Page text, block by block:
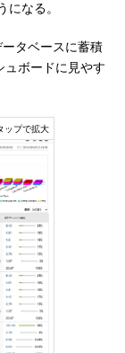
なる。
タベースに蓄積
ュボードに見やす